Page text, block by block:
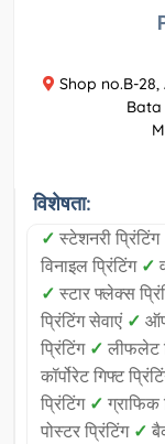
Shop no.B-
विशेषता:
✓ स्टेशनरी प्रिंटिंग
विनाइल प्रिंटिंग ✓
✓ स्टार फ्लेक्स
प्रिंटिंग सेवाएं ✓
प्रिंटिंग ✓ लीफलेट
कॉर्पोरेट गिफ्ट
प्रिंटिंग ✓ ग्राफिक
पोस्टर प्रिंटिंग ✓